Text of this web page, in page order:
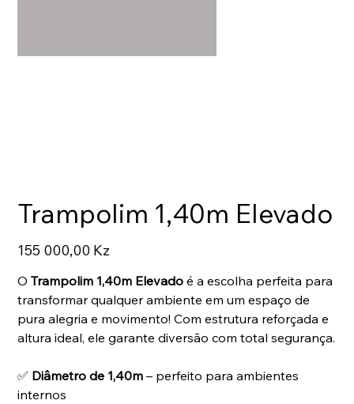
Trampolim 1,40m Elevado
Preço
155 000,00 Kz
OTrampolim 1,40m Elevado é a escolha perfeita para
transformar qualquer ambiente em um espaço de
pura alegria e movimento! Com estrutura reforçada e
altura ideal, ele garante diversão com total segurança.
✅ Diâmetro de 1,40m – perfeito para ambientes
internos